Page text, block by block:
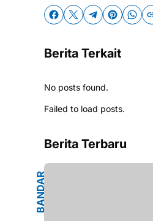
Berita Terkait
No posts found.
Failed to load posts.
Berita Terbaru
B
A
N
D
A
R
L
A
M
P
U
N